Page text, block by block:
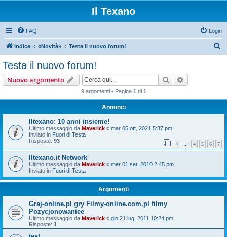
Il Texano
FAQ Login
Indice «Novità» Testa il nuovo forum!
Testa il nuovo forum!
Nuovo argomento Cerca
9 argomenti • Pagina 1 di 1
Annunci
Iltexano: 10 anni insieme!
Ultimo messaggio da Maverick « mar 05 ott, 2021 5:37 pm
Inviato in Fuori di Testa
Risposte: 93 1 … 4 5 6 7
Iltexano.it Network
Ultimo messaggio da Maverick « mer 01 set, 2010 2:45 pm
Inviato in Fuori di Testa
Argomenti
Graj-online.pl gry Filmy-online.com.pl filmy
Pozycjonowaniee
Ultimo messaggio da Maverick « gio 21 lug, 2011 10:24 pm
Risposte: 1